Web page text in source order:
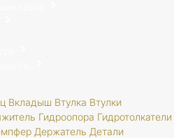
Вкладыш Втулка Втулки
Гидроопора Гидротолкатели
Держатель Детали